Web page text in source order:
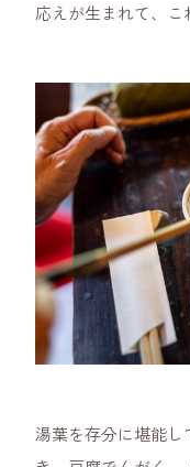
応えが生まれて、こ
湯葉を存分に堪能